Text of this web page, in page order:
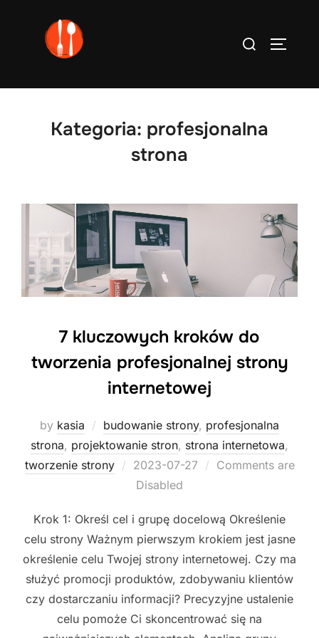
Search
Kategoria: profesjonalna
strona
7 kluczowych kroków do
tworzenia profesjonalnej strony
internetowej
by kasia budowanie strony, profesjonalna
strona, projektowanie stron, strona internetowa,
tworzenie strony
Posted
on
2023-07-27
Comments are
Disabled
Krok 1: Określ cel i grupę docelową Określenie
celu strony Ważnym pierwszym krokiem jest jasne
określenie celu Twojej strony internetowej. Czy ma
służyć promocji produktów, zdobywaniu klientów
czy dostarczaniu informacji? Precyzyjne ustalenie
celu pomoże Ci skoncentrować się na